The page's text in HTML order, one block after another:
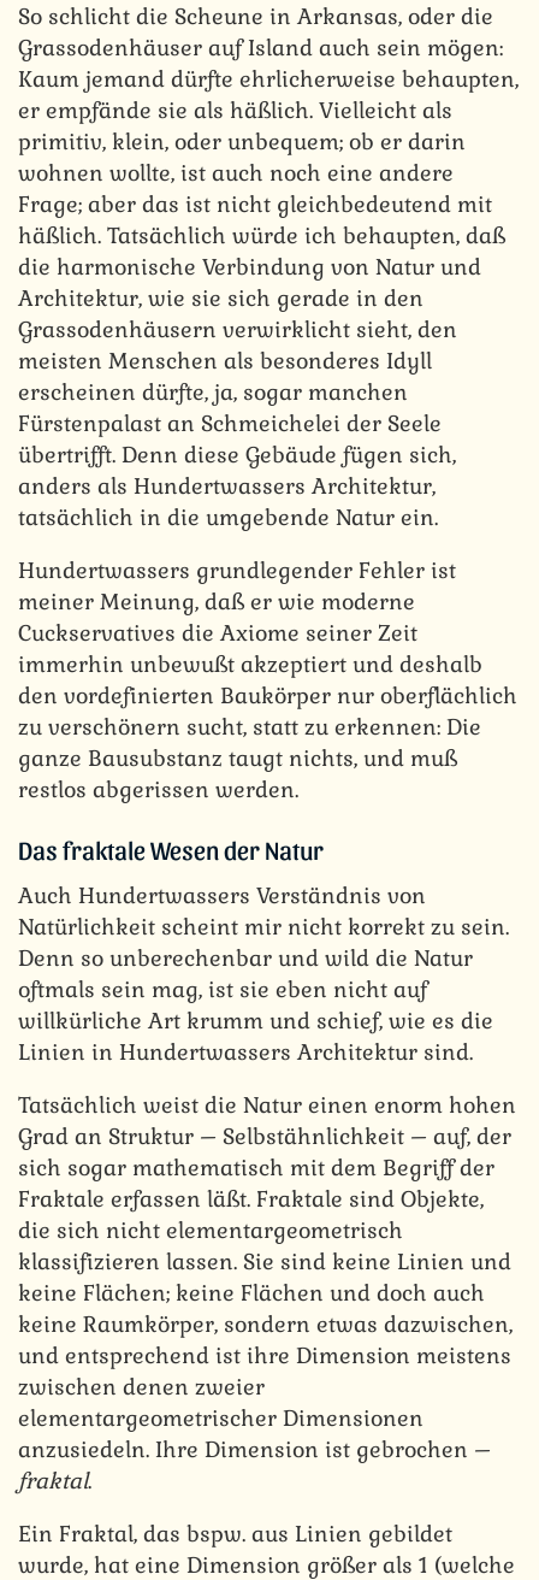
So schlicht die Scheune in Arkansas, oder die
Grassodenhäuser auf Island auch sein mögen:
Kaum jemand dürfte ehrlicherweise behaupten,
er empfände sie als häßlich. Vielleicht als
primitiv, klein, oder unbequem; ob er darin
wohnen wollte, ist auch noch eine andere
Frage; aber das ist nicht gleichbedeutend mit
häßlich. Tatsächlich würde ich behaupten, daß
die harmonische Verbindung von Natur und
Architektur, wie sie sich gerade in den
Grassodenhäusern verwirklicht sieht, den
meisten Menschen als besonderes Idyll
erscheinen dürfte, ja, sogar manchen
Fürstenpalast an Schmeichelei der Seele
übertrifft. Denn diese Gebäude fügen sich,
anders als Hundertwassers Architektur,
tatsächlich in die umgebende Natur ein.
Hundertwassers grundlegender Fehler ist
meiner Meinung, daß er wie moderne
Cuckservatives die Axiome seiner Zeit
immerhin unbewußt akzeptiert und deshalb
den vordefinierten Baukörper nur oberflächlich
zu verschönern sucht, statt zu erkennen: Die
ganze Bausubstanz taugt nichts, und muß
restlos abgerissen werden.
Das fraktale Wesen der Natur
Auch Hundertwassers Verständnis von
Natürlichkeit scheint mir nicht korrekt zu sein.
Denn so unberechenbar und wild die Natur
oftmals sein mag, ist sie eben nicht auf
willkürliche Art krumm und schief, wie es die
Linien in Hundertwassers Architektur sind.
Tatsächlich weist die Natur einen enorm hohen
Grad an Struktur – Selbstähnlichkeit – auf, der
sich sogar mathematisch mit dem Begriff der
Fraktale erfassen läßt. Fraktale sind Objekte,
die sich nicht elementargeometrisch
klassifizieren lassen. Sie sind keine Linien und
keine Flächen; keine Flächen und doch auch
keine Raumkörper, sondern etwas dazwischen,
und entsprechend ist ihre Dimension meistens
zwischen denen zweier
elementargeometrischer Dimensionen
anzusiedeln. Ihre Dimension ist gebrochen –
fraktal.
Ein Fraktal, das bspw. aus Linien gebildet
wurde, hat eine Dimension größer als 1 (welche